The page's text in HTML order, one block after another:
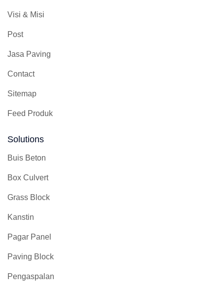
Visi & Misi
Post
Jasa Paving
Contact
Sitemap
Feed Produk
Solutions
Buis Beton
Box Culvert
Grass Block
Kanstin
Pagar Panel
Paving Block
Pengaspalan